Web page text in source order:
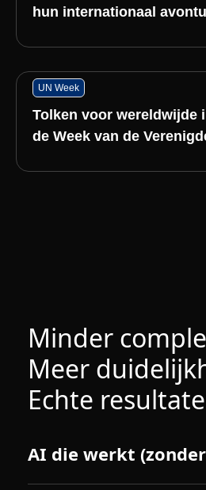
hun internationaal
UN Week
Tolken voor wereldwijde
de Week van de
Minder
Meer
Echte
AI die werkt